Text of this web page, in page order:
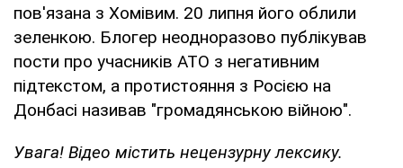
пов'язана з Хомівим. 20 липня його облили
зеленкою. Блогер неодноразово публікував
пости про учасників АТО з негативним
підтекстом, а протистояння з Росією на
Донбасі називав "громадянською війною".
Увага! Відео містить нецензурну лексику.